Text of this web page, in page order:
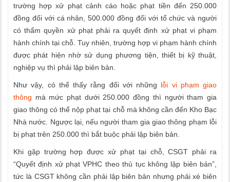
trường hợp xử phạt cảnh cáo hoặc phạt tiền đến 250.000
đồng đối với cá nhân, 500.000 đồng đối với tổ chức và người
có thẩm quyền xử phạt phải ra quyết định xử phạt vi phạm
hành chính tại chỗ. Tuy nhiên, trường hợp vi phạm hành chính
được phát hiện nhờ sử dụng phương tiện, thiết bị kỹ thuật,
nghiệp vụ thì phải lập biên bản.
Như vậy, có thể thấy rằng đối với những lỗi vi phạm giao
thông mà mức phạt dưới 250.000 đồng thì người tham gia
giao thông có thể nộp phạt tại chỗ mà không cần đến Kho Bạc
Nhà nước. Ngược lại, nếu người tham gia giao thông phạm lỗi
bị phạt trên 250.000 thì bắt buộc phải lập biên bản.
Khi gặp trường hợp được xử phạt tại chỗ, CSGT phải ra
“Quyết định xử phạt VPHC theo thủ tục không lập biên bản”,
tức là CSGT không cần phải lập biên bản nhưng phải xé biên